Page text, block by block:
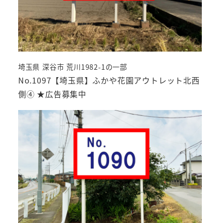
No.1097【埼玉県】ふかや花園アウトレット北西
側④ ★広告募集中
埼玉県 深谷市 荒川1982-1の一部